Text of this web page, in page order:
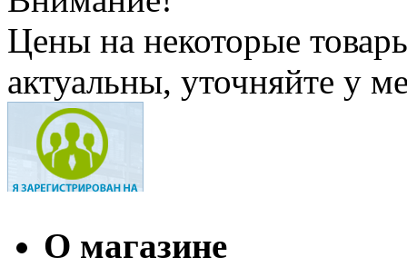
Цены на некоторые
актуальны, уточняйте у
О магазине